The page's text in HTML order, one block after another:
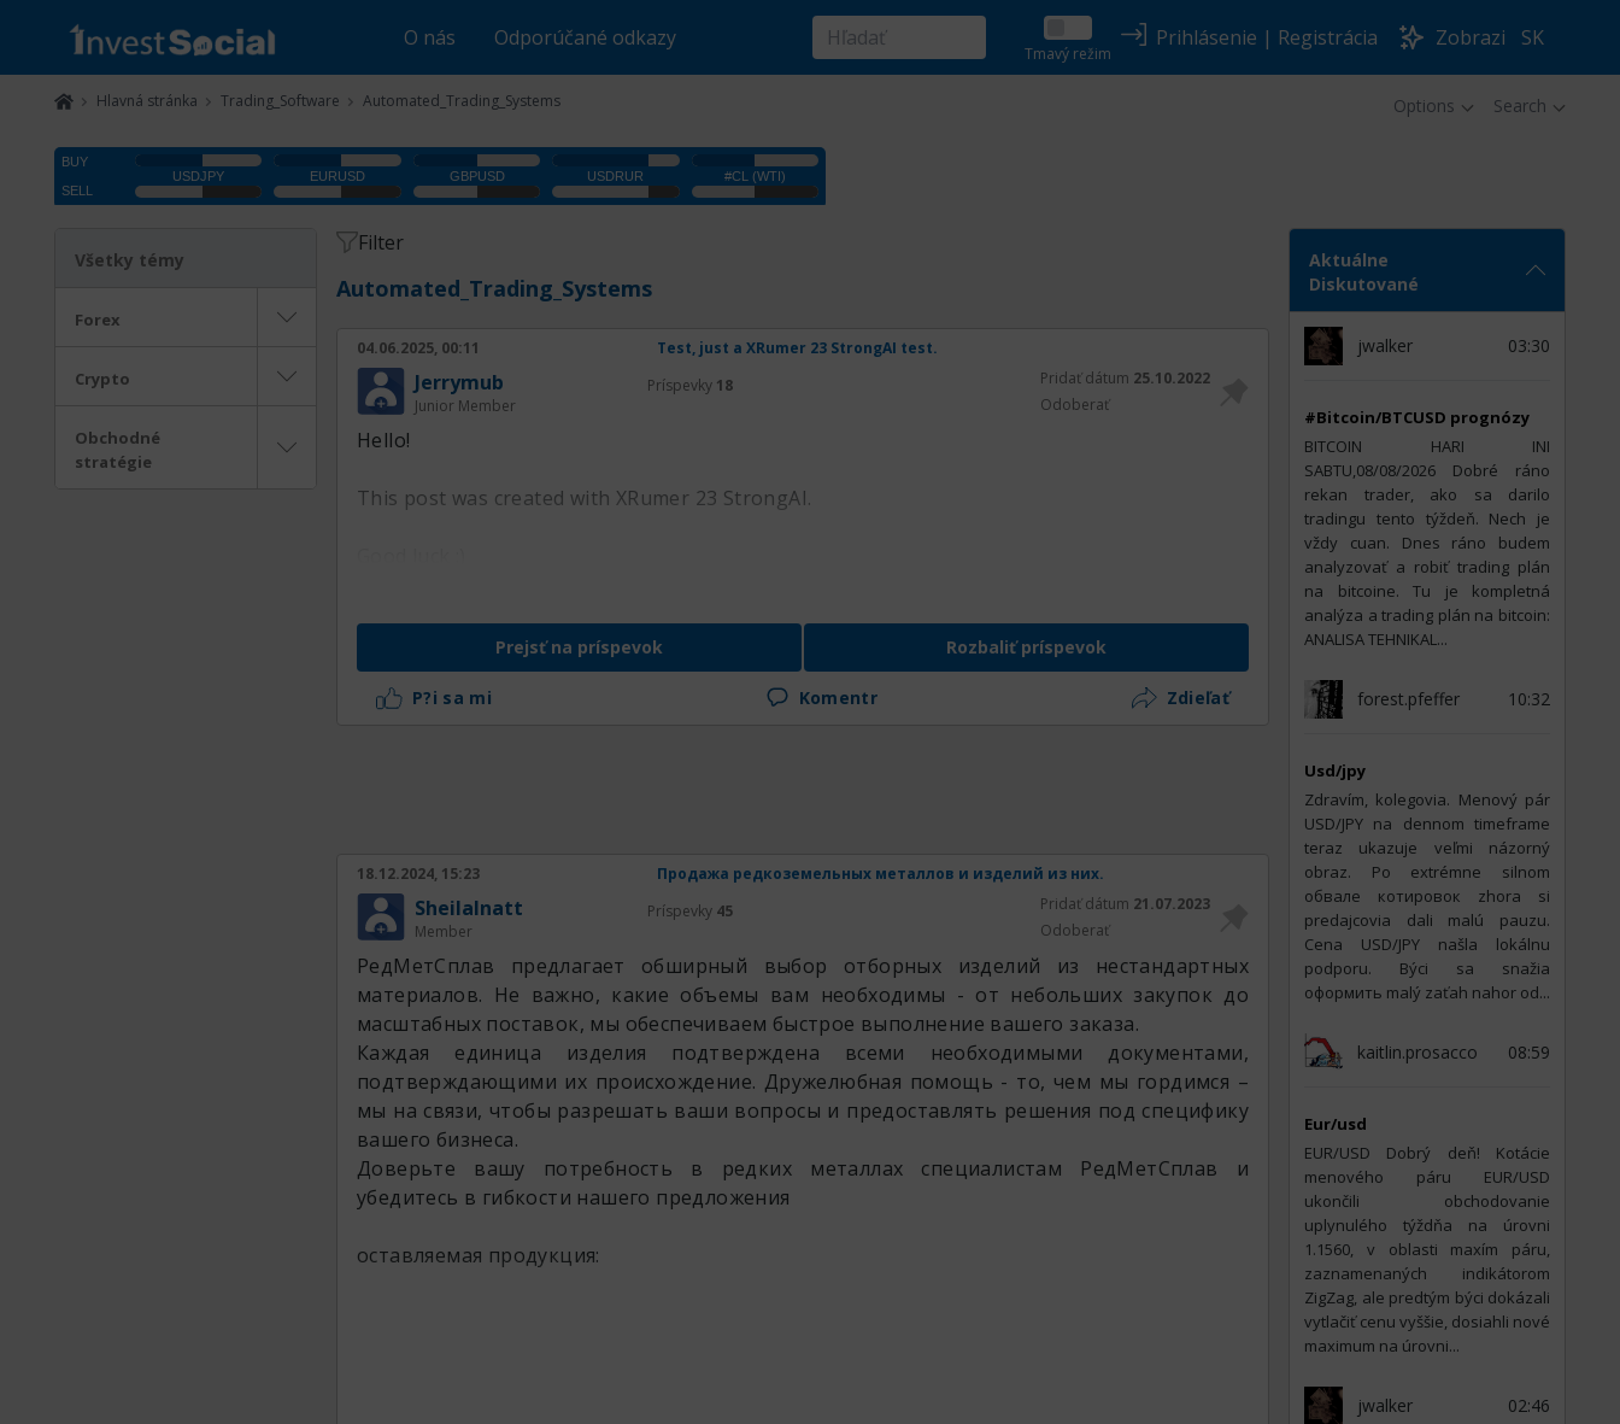
O nás Odporúčané odkazy
Tmavý režim
Prihlásenie | Registrácia Zobrazi SK
Hlavná stránka Trading_Software Automated_Trading_Systems Options Search
Všetky témy
Forex
Crypto
Obchodné
stratégie
Filter
Automated_Trading_Systems
04.06.2025, 00:11 Test, just a XRumer 23 StrongAI test.
Jerrymub
Junior Member
Príspevky 18 Pridať dátum 25.10.2022
Odoberať
Hello!
This post was created with XRumer 23 StrongAI.
Prejsť na príspevok Rozbaliť príspevok
P?i sa mi Komentr Zdieľať
18.12.2024, 15:23 Продажа редкоземельных металлов и изделий из них.
SheilaInatt
Member
Príspevky 45 Pridať dátum 21.07.2023
Odoberať
РедМетСплав предлагает обширный выбор отборных изделий из нестандартных
материалов. Не важно, какие объемы вам необходимы - от небольших закупок до
масштабных поставок, мы обеспечиваем быстрое выполнение вашего заказа.
Каждая единица изделия подтверждена всеми необходимыми документами,
подтверждающими их происхождение. Дружелюбная помощь - то, чем мы гордимся –
мы на связи, чтобы разрешать ваши вопросы и предоставлять решения под специфику
вашего бизнеса.
Доверьте вашу потребность в редких металлах специалистам РедМетСплав и
убедитесь в гибкости нашего предложения
оставляемая продукция:
Aktuálne
Diskutované
jwalker 03:30
#Bitcoin/BTCUSD prognózy
BITCOIN HARI INI
SABTU,08/08/2026 Dobré ráno
rekan trader, ako sa darilo
tradingu tento týždeň. Nech je
vždy cuan. Dnes ráno budem
analyzovať a robiť trading plán
na bitcoine. Tu je kompletná
analýza a trading plán na bitcoin:
ANALISA TEHNIKAL...
forest.pfeffer 10:32
Usd/jpy
Zdravím, kolegovia. Menový pár
USD/JPY na dennom timeframe
teraz ukazuje veľmi názorný
obraz. Po extrémne silnom
обвале котировок zhora si
predajcovia dali malú pauzu.
Cena USD/JPY našla lokálnu
podporu. Býci sa snažia
оформить malý zaťah nahor od...
kaitlin.prosacco 08:59
Eur/usd
EUR/USD Dobrý deň! Kotácie
menového páru EUR/USD
ukončili obchodovanie
uplynulého týždňa na úrovni
1.1560, v oblasti maxím páru,
zaznamenaných indikátorom
ZigZag, ale predtým býci dokázali
vytlačiť cenu vyššie, dosiahli nové
maximum na úrovni...
jwalker 02:46